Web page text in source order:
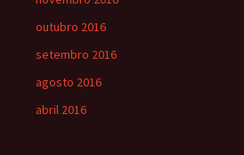
outubro 2016
setembro 2016
agosto 2016
abril 2016